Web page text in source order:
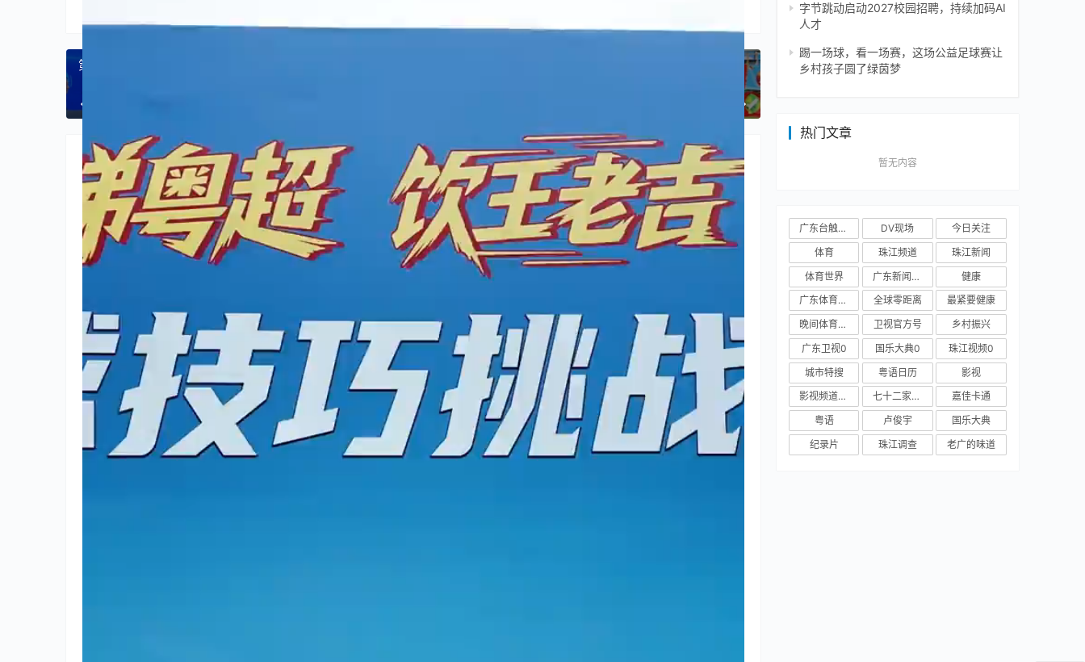
第七届数字智能化诊疗技术学术会议 解锁数字诊疗新未来
相关推荐
未分类
倒计时2天！顺德全民健身
Show！北滘龙江联动燃爆全城
3小时前
未分类
南洋风味香兰饭，夏天煮这个饭
清爽解暑~赶快学起来吧~#全世
界中国味 #纪录片 #娘惹菜 。
7小时前
未分类
倒计时3天！2026年顺德区全民
健身运动show即将开启！
22小时前
未分类 未分类 未分类
字节跳动启动2027校园招聘，持续加码AI
人才
踢一场球，看一场赛，这场公益足球赛让
乡村孩子圆了绿茵梦
热门文章
暂无内容
广东台触电新闻 DV现场
今日关注
体育
珠江频道
珠江新闻
体育世界
广东新闻频道
健康
广东体育频道
全球零距离
最紧要健康
晚间体育新闻
卫视官方号
乡村振兴
广东卫视0
国乐大典0
珠江视频0
城市特搜
粤语日历
影视
影视频道新媒体
七十二家房客
嘉佳卡通
粤语
卢俊宇
国乐大典
纪录片
珠江调查 老广的味道